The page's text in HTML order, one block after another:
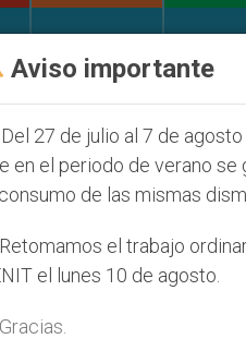
Juventud Seúl 2027
2008
Aviso importante
Del 27 de julio al 7 de
en el periodo de verano
de las mismas
el trabajo
el lunes 10 de agosto.